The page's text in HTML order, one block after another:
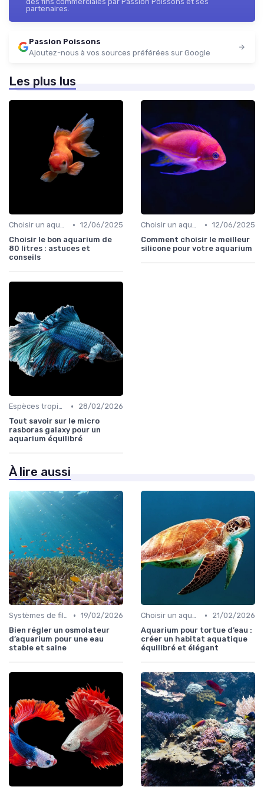
partenaires.
Passion Poissons
Ajoutez-nous à vos sources préférées sur Google
Les plus lus
Choisir un aquarium • 12/06/2025
Choisir le bon aquarium de
80 litres : astuces et
conseils
Choisir un aquarium • 12/06/2025
Comment choisir le meilleur
silicone pour votre aquarium
Espèces tropicales •
28/02/2026
Tout savoir sur le micro
rasboras galaxy pour un
aquarium équilibré
À lire aussi
Systèmes de filtration • 19/02/2026
Bien régler un osmolateur
d’aquarium pour une eau
stable et saine
Choisir un aquarium •
21/02/2026
Aquarium pour tortue d’eau :
créer un habitat aquatique
équilibré et élégant